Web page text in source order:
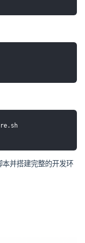
并搭建完整的开发环